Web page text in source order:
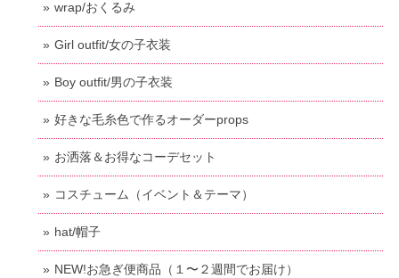
wrap/おくるみ
Girl outfit/女の子衣装
Boy outfit/男の子衣装
好きな毛糸色で作るオーダーprops
お洒落＆お得なコーデセット
コスチューム（イベント＆テーマ）
hat/帽子
NEW!お急ぎ便商品（１〜２週間でお届け）